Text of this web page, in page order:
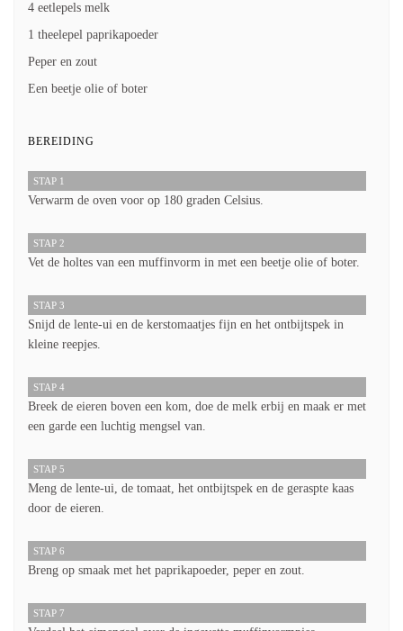
4 eetlepels melk
1 theelepel paprikapoeder
Peper en zout
Een beetje olie of boter
BEREIDING
STAP 1
Verwarm de oven voor op 180 graden Celsius.
STAP 2
Vet de holtes van een muffinvorm in met een beetje olie of boter.
STAP 3
Snijd de lente-ui en de kerstomaatjes fijn en het ontbijtspek in
kleine reepjes.
STAP 4
Breek de eieren boven een kom, doe de melk erbij en maak er met
een garde een luchtig mengsel van.
STAP 5
Meng de lente-ui, de tomaat, het ontbijtspek en de geraspte kaas
door de eieren.
STAP 6
Breng op smaak met het paprikapoeder, peper en zout.
STAP 7